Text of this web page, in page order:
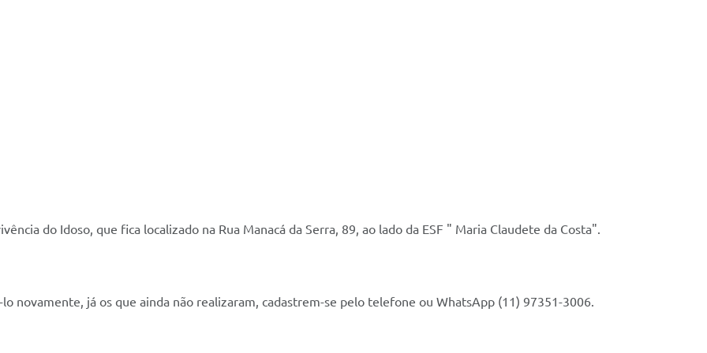
do Idoso, que fica localizado na Rua Manacá da Serra, 89, ao lado da ESF " Maria Claudete da Costa".
novamente, já os que ainda não realizaram, cadastrem-se pelo telefone ou WhatsApp (11) 97351-3006.